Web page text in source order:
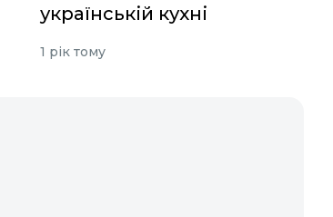
українській кухні
1 рік тому